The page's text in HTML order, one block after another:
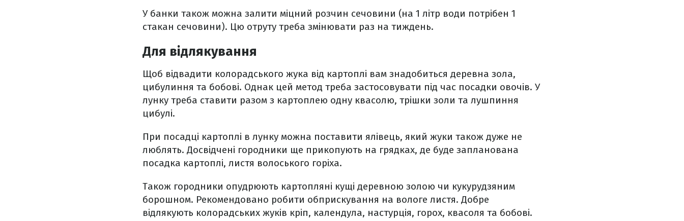
У банки також можна залити міцний розчин сечовини (на 1 літр води потрібен 1
стакан сечовини). Цю отруту треба змінювати раз на тиждень.
Для відлякування
Щоб відвадити колорадського жука від картоплі вам знадобиться деревна зола,
цибулиння та бобові. Однак цей метод треба застосовувати під час посадки овочів. У
лунку треба ставити разом з картоплею одну квасолю, трішки золи та лушпиння
цибулі.
При посадці картоплі в лунку можна поставити ялівець, який жуки також дуже не
люблять. Досвідчені городники ще прикопують на грядках, де буде запланована
посадка картоплі, листя волоського горіха.
Також городники опудрюють картопляні кущі деревною золою чи кукурудзяним
борошном. Рекомендовано робити обприскування на вологе листя. Добре
відлякують колорадських жуків кріп, календула, настурція, горох, квасоля та бобові.